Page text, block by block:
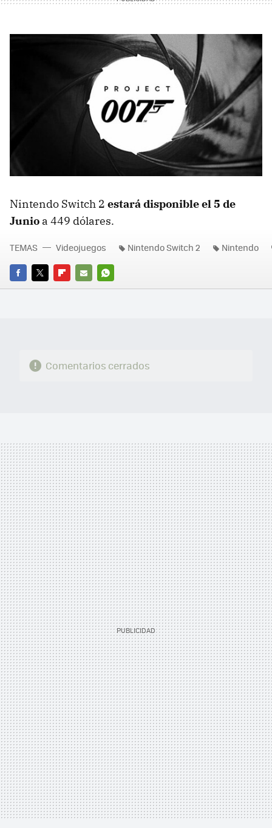
Nintendo Switch 2 estará disponible el 5 de
Junio a 449 dólares.
FACEBOOK
TWITTERFLIPBOARD
E-
WHATSAPP
TEMAS Videojuegos Nintendo Switch 2 Nintendo
Comentarios cerrados